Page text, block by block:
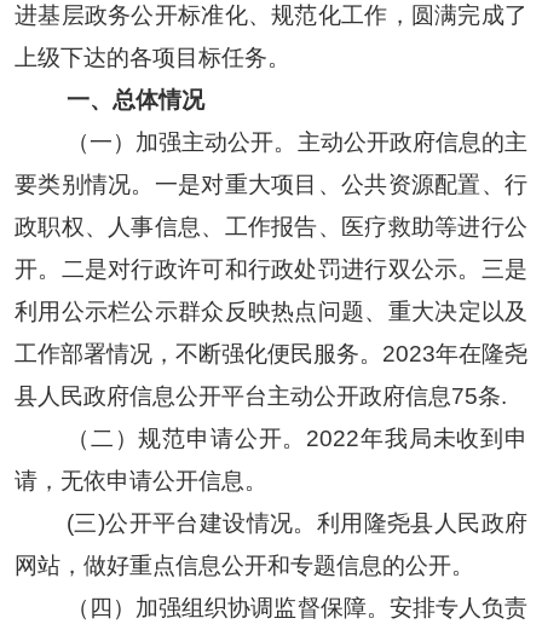
进基层政务公开标准化、规范化工作 ，圆满完成了
上级下达的各项目标任务。
一、总体情况
（一） 加强主动公开。 主动公开政府信息的主
要类别情况。一是对重大项目、公共资源配置、行
政职权、人事信息、工作报告、
医疗救助等进行公
开。二是对行政许可和行政处罚进行双公示。三是
利用公示栏公示群众反映热点问题、 重大决定 以及
工作部署情况， 不断强化便民服务。 2023年在隆尧
县人民政府信息公开平台主动公开政府信息75条.
（二）规范申请公开。2022年我局未收到申
请，无依申请公开信息。
(三)公开平台建设情况。 利用 隆尧县人民政府
网站，做好重点信息公开和专题信息的公开。
（ 四 ） 加强组织协调监督保障。 安排专人负责